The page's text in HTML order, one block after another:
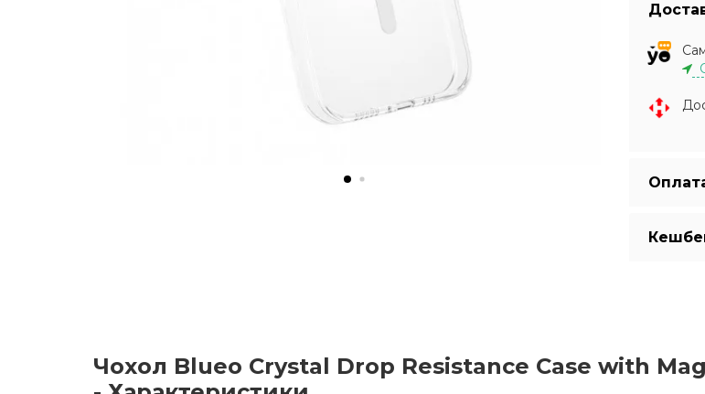
Чохол Blueo Crystal Drop Resistance Case with